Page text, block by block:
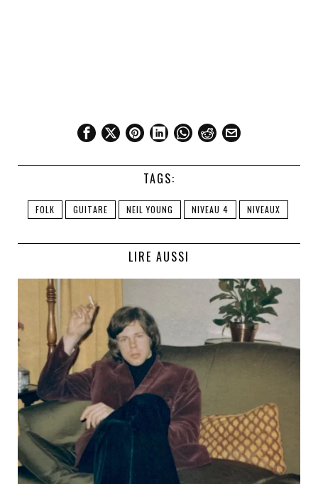
TAGS:
FOLK GUITARE NEIL YOUNG NIVEAU 4 NIVEAUX
LIRE AUSSI